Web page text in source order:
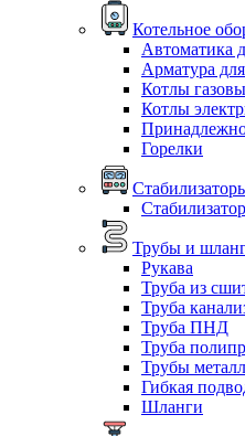
Котельное
Автоматика
Арматура
Котлы
Котлы
Горелки
Трубы и
Рукава
Труба из
Труба
Труба ПНД
Труба
Трубы
Гибкая
Шланги